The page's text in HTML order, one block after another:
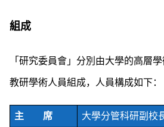
組成
「研究委員會」分別由大學的高層
教研學術人員組成，人員構成如下：
主 席 大學分管科研副校